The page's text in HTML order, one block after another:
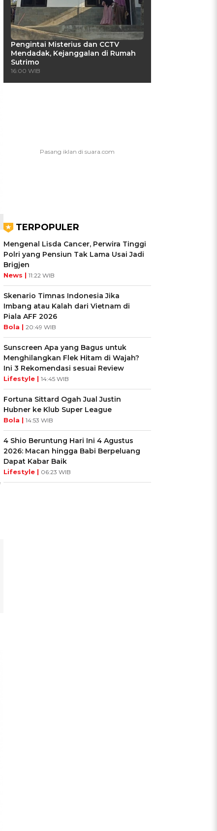
Pengintai Misterius dan CCTV
Mendadak, Kejanggalan di Rumah
Sutrimo
16:00 WIB
TERPOPULER
Mengenal Lisda Cancer, Perwira Tinggi
Polri yang Pensiun Tak Lama Usai Jadi
Brigjen
News | 11:22 WIB
Skenario Timnas Indonesia Jika
Imbang atau Kalah dari Vietnam di
Piala AFF 2026
Bola | 20:49 WIB
Sunscreen Apa yang Bagus untuk
Menghilangkan Flek Hitam di Wajah?
Ini 3 Rekomendasi sesuai Review
Lifestyle | 14:45 WIB
Fortuna Sittard Ogah Jual Justin
Hubner ke Klub Super League
Bola | 14:53 WIB
4 Shio Beruntung Hari Ini 4 Agustus
2026: Macan hingga Babi Berpeluang
Dapat Kabar Baik
Lifestyle | 06:23 WIB